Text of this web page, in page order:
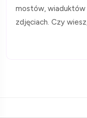
mostów, wiaduktów
zdjęciach. Czy